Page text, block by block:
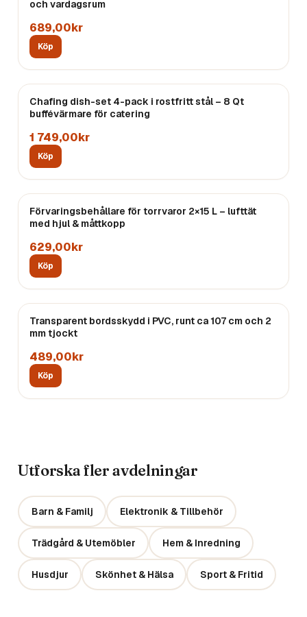
och vardagsrum
689,00kr
Köp
Chafing dish-set 4-pack i rostfritt stål – 8 Qt
buffévärmare för catering
1 749,00kr
Köp
Förvaringsbehållare för torrvaror 2×15 L – lufttät
med hjul & måttkopp
629,00kr
Köp
Transparent bordsskydd i PVC, runt ca 107 cm och 2
mm tjockt
489,00kr
Köp
Utforska fler avdelningar
Barn & Familj Elektronik & Tillbehör
Trädgård & Utemöbler Hem & Inredning
Husdjur Skönhet & Hälsa Sport & Fritid